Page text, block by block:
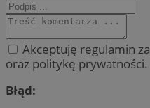
Akceptuję regulamin
oraz politykę prywatności.
Błąd: